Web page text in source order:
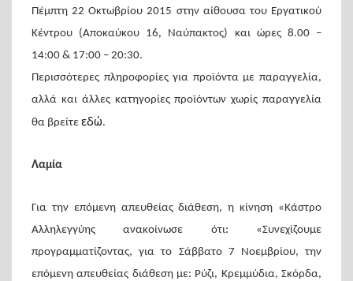
Πέμπτη 22 Οκτωβρίου 2015 στην αίθουσα του Εργατικού
Κέντρου (Αποκαύκου 16, Ναύπακτος) και ώρες 8.00 –
14:00 & 17:00 – 20:30.
Περισσότερες πληροφορίες για προϊόντα με παραγγελία,
αλλά και άλλες κατηγορίες προϊόντων χωρίς παραγγελία
θα βρείτε εδώ.
Λαμία
Για την επόμενη απευθείας διάθεση, η κίνηση «Κάστρο
Αλληλεγγύης ανακοίνωσε ότι: «Συνεχίζουμε
προγραμματίζοντας, για το Σάββατο 7 Νοεμβρίου, την
επόμενη απευθείας διάθεση με: Ρύζι, Κρεμμύδια, Σκόρδα,